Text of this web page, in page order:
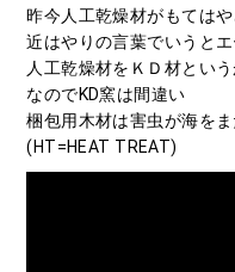
昨今人工乾燥材がもては
近はやりの言葉でいうと
人工乾燥材をＫＤ材という
なのでKD窯は間違い
梱包用木材は害虫が海を
(HT=HEAT TREAT)